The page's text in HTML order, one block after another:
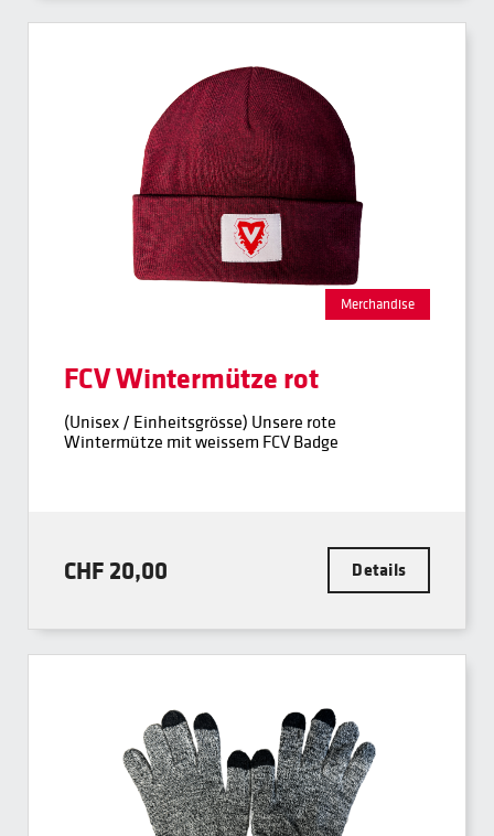
Merchandise
FCV Wintermütze rot
(Unisex / Einheitsgrösse) Unsere rote
Wintermütze mit weissem FCV Badge
CHF 20,00 Details